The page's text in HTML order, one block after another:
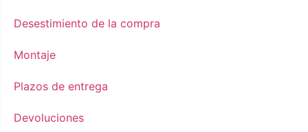
Desestimiento de la compra
Montaje
Plazos de entrega
Devoluciones